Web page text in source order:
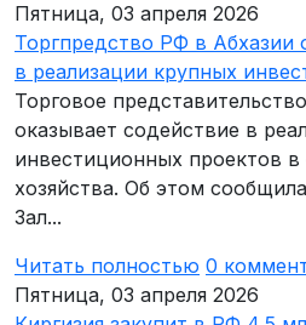
Пятница, 03 апреля 2026
Торгпредство РФ в Абхазии
в реализации крупных
Торговое
оказывает содействие в
инвестиционных проектов в
хозяйства. Об этом
Зал...
Читать полностью 0
Пятница, 03 апреля 2026